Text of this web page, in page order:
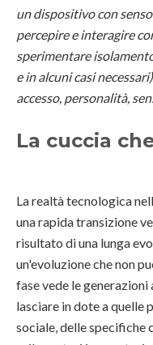
un dispositivo con
percepire e interagire
sperimentare
e in alcuni casi
accesso, personalità,
La cuccia
La realtà tecnologica
una rapida transizione
risultato di una lunga
un'evoluzione che non
fase vede le
lasciare in dote a quelle
sociale, delle specifiche